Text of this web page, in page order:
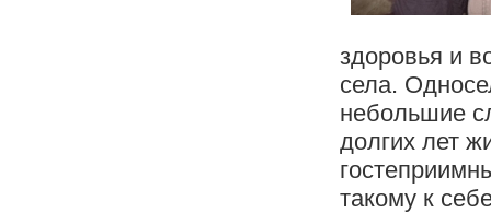
здоровья и
села.
небольшие
долгих лет
такому к